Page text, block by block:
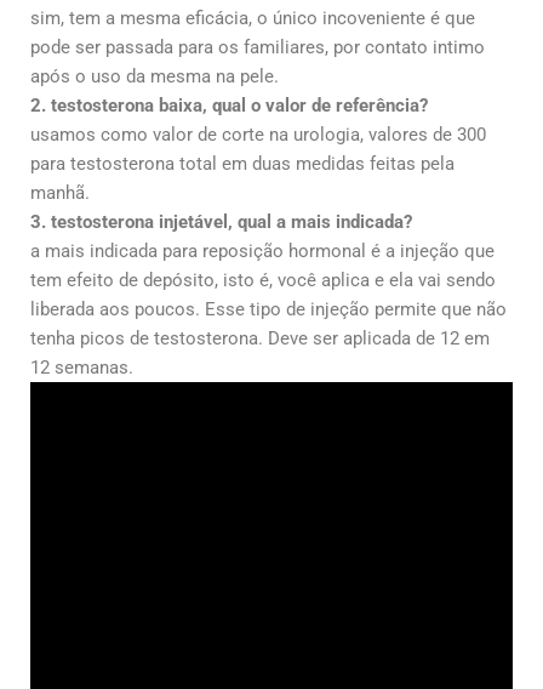
sim, tem a mesma eficácia, o único incoveniente é que
pode ser passada para os familiares, por contato intimo
após o uso da mesma na pele.
2. testosterona baixa, qual o valor de referência?
usamos como valor de corte na urologia, valores de 300
para testosterona total em duas medidas feitas pela
manhã.
3. testosterona injetável, qual a mais indicada?
a mais indicada para reposição hormonal é a injeção que
tem efeito de depósito, isto é, você aplica e ela vai sendo
liberada aos poucos. Esse tipo de injeção permite que não
tenha picos de testosterona. Deve ser aplicada de 12 em
12 semanas.